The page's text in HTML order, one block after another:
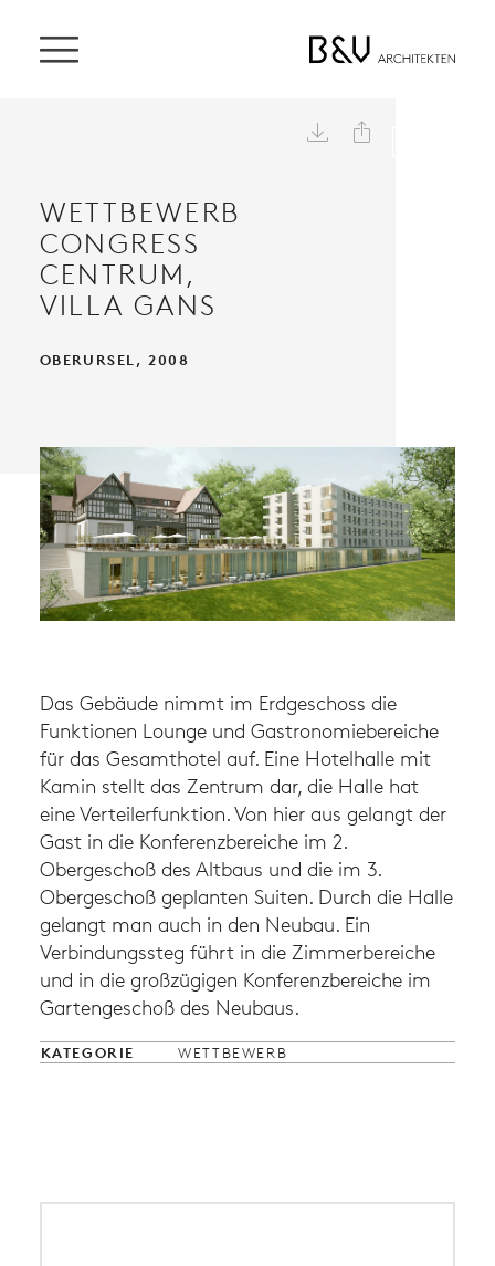
WETTBEWERB
CONGRESS
CENTRUM,
VILLA GANS
OBERURSEL, 2008
 
Das Gebäude nimmt im Erdgeschoss die
Funktionen Lounge und Gastronomiebereiche
für das Gesamthotel auf. Eine Hotelhalle mit
Kamin stellt das Zentrum dar, die Halle hat
eine Verteilerfunktion. Von hier aus gelangt der
Gast in die Konferenzbereiche im 2.
Obergeschoß des Altbaus und die im 3.
Obergeschoß geplanten Suiten. Durch die Halle
gelangt man auch in den Neubau. Ein
Verbindungssteg führt in die Zimmerbereiche
und in die großzügigen Konferenzbereiche im
Gartengeschoß des Neubaus.
KATEGORIE WETTBEWERB